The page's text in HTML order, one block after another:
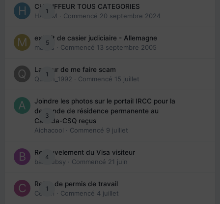
1
CHAUFFEUR TOUS CATEGORIES
HAZEM · Commencé 20 septembre 2024
5
extrait de casier judiciaire - Allemagne
maries · Commencé 13 septembre 2005
1
La peur de me faire scam
Queen_1992 · Commencé 15 juillet
3
Joindre les photos sur le portail IRCC pour la
demande de résidence permanente au
Canada-CSQ reçus
Aichacool · Commencé 9 juillet
4
Renouvelement du Visa visiteur
babibubsy · Commencé 21 juin
1
Refus de permis de travail
Cedbri · Commencé 4 juillet